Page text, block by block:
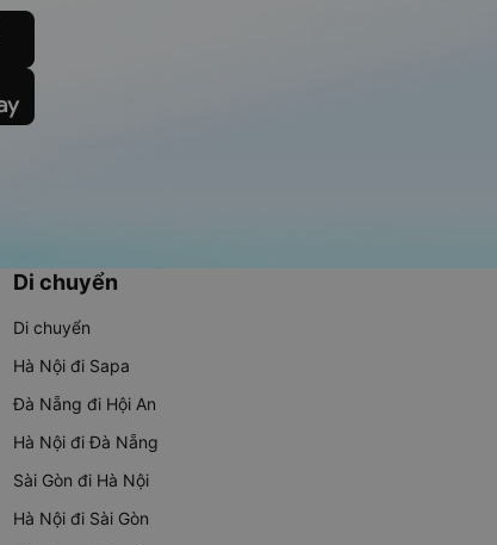
Di chuyển
Di chuyển
Hà Nội đi Sapa
Đà Nẵng đi Hội An
Hà Nội đi Đà Nẵng
Sài Gòn đi Hà Nội
Hà Nội đi Sài Gòn